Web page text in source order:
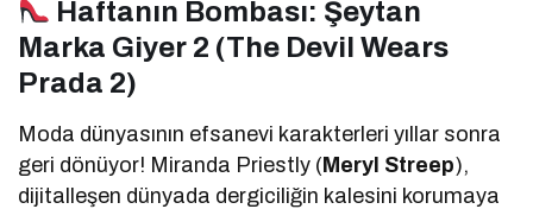
Haftanın Bombası: Şeytan
Marka Giyer 2 (The Devil Wears
Prada 2)
Moda dünyasının efsanevi karakterleri yıllar sonra
geri dönüyor! Miranda Priestly (Meryl Streep),
dijitalleşen dünyada dergiciliğin kalesini korumaya